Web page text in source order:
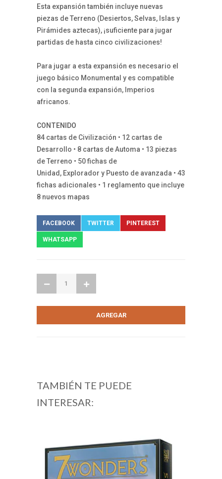
Esta expansión también incluye nuevas
piezas de Terreno (Desiertos, Selvas, Islas y
Pirámides aztecas), ¡suficiente para jugar
partidas de hasta cinco civilizaciones!
Para jugar a esta expansión es necesario el
juego básico Monumental y es compatible
con la segunda expansión, Imperios
africanos.
CONTENIDO
84 cartas de Civilización • 12 cartas de
Desarrollo • 8 cartas de Automa • 13 piezas
de Terreno • 50 fichas de
Unidad, Explorador y Puesto de avanzada • 43
fichas adicionales • 1 reglamento que incluye
8 nuevos mapas
FACEBOOK TWITTER PINTEREST
WHATSAPP
TAMBIÉN TE PUEDE
INTERESAR: